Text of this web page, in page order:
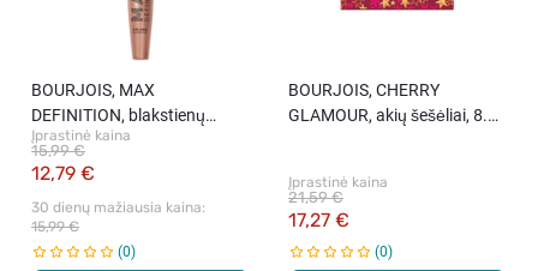
BOURJOIS, MAX
DEFINITION, blakstienų
tušas, BLACK, 12 ml.
Įprastinė kaina
12,79 €
15,99 €
30 dienų mažiausia kaina:
15,99 €
0
BOURJOIS, CHERRY
GLAMOUR, akių šešėliai, 8.5
Įprastinė kaina
17,27 €
21,59 €
0